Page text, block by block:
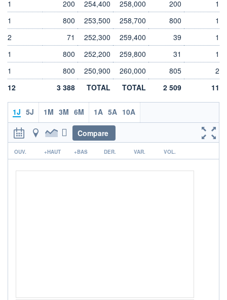
256,300
26
CAPITAL ÉCHANGÉ
0,00%
VALORISATION
73 738 MEUR
DERNIER ÉCHANGE
06.08.26 / 17:35:49
186,876
HAUSSE
247,020
ESTIMÉ 2026
-
2026
-
DERNIER
DIVIDENDE
0,00 EUR -
1
200 254,400 258,000 200
1
1
800 253,500 258,700 800
1
2
71 252,300 259,400 39
1
1
800 252,200 259,800 31
1
1
800 250,900 260,000 805
2
12
3 388 TOTAL TOTAL 2 509 11
1J 5J 1M 3M 6M 1A 5A 10A
Compare
r
OUV. +HAUT +BAS DER. VAR. VOL.